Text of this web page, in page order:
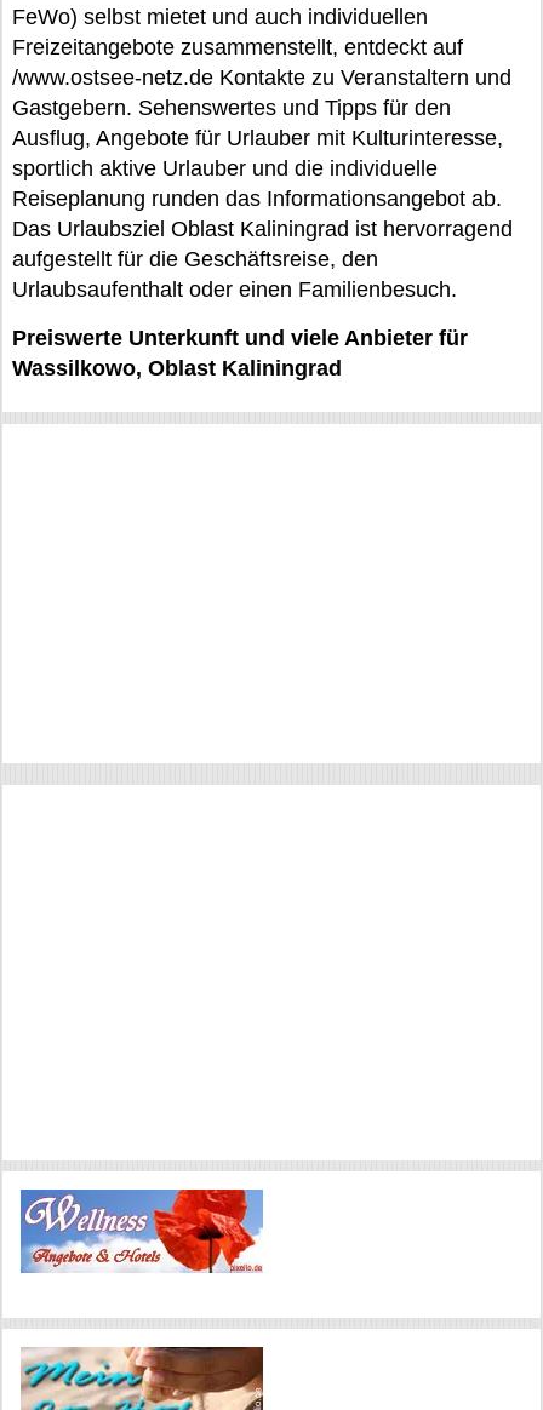
FeWo) selbst mietet und auch individuellen
Freizeitangebote zusammenstellt, entdeckt auf
/www.ostsee-netz.de Kontakte zu Veranstaltern und
Gastgebern. Sehenswertes und Tipps für den
Ausflug, Angebote für Urlauber mit Kulturinteresse,
sportlich aktive Urlauber und die individuelle
Reiseplanung runden das Informationsangebot ab.
Das Urlaubsziel Oblast Kaliningrad ist hervorragend
aufgestellt für die Geschäftsreise, den
Urlaubsaufenthalt oder einen Familienbesuch.
Preiswerte Unterkunft und viele Anbieter für
Wassilkowo, Oblast Kaliningrad